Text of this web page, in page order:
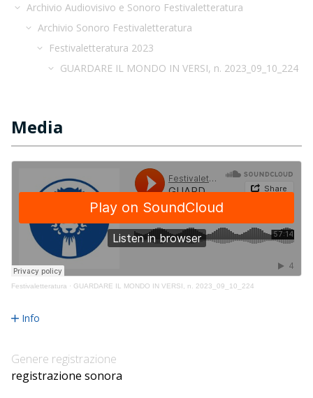
Archivio Audiovisivo e Sonoro Festivaletteratura
Archivio Sonoro Festivaletteratura
Festivaletteratura 2023
GUARDARE IL MONDO IN VERSI, n. 2023_09_10_224
Media
Festivaletteratura · GUARDARE IL MONDO IN VERSI, n. 2023_09_10_224
Info
Genere registrazione
registrazione sonora